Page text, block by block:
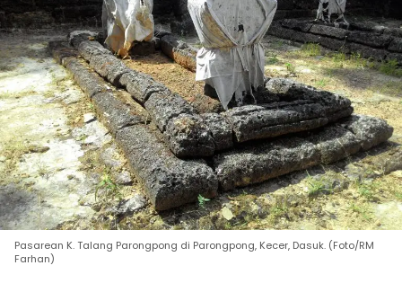
Pasarean K. Talang Parongpong di Parongpong, Kecer, Dasuk. (Foto/RM
Farhan)